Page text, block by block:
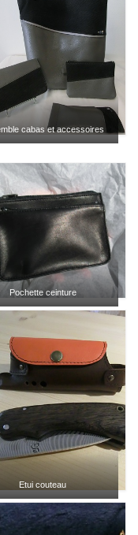
cabas et accessoires
Pochette ceinture
Etui couteau